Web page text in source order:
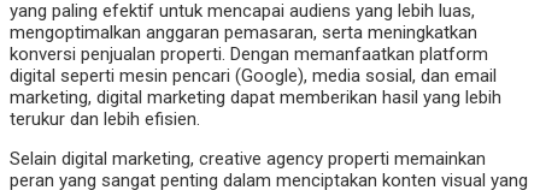
yang paling efektif untuk mencapai audiens yang lebih luas,
mengoptimalkan anggaran pemasaran, serta meningkatkan
konversi penjualan properti. Dengan memanfaatkan platform
digital seperti mesin pencari (Google), media sosial, dan email
marketing, digital marketing dapat memberikan hasil yang lebih
terukur dan lebih efisien.
Selain digital marketing, creative agency properti memainkan
peran yang sangat penting dalam menciptakan konten visual yang